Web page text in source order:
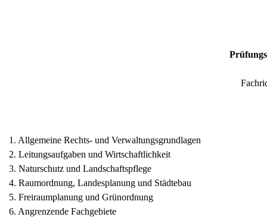
1. Allgemeine Rechts- und Verwaltungsgrundlagen
2. Leitungsaufgaben und Wirtschaftlichkeit
3. Naturschutz und Landschaftspflege
4. Raumordnung, Landesplanung und Städtebau
5. Freiraumplanung und Grünordnung
6. Angrenzende Fachgebiete